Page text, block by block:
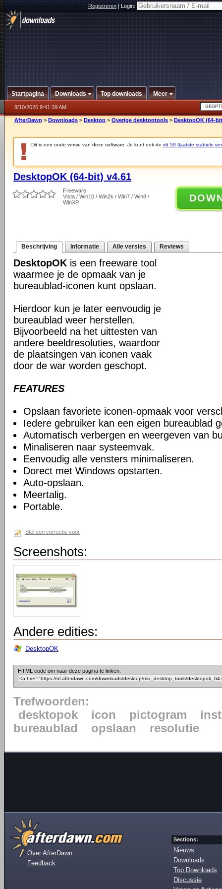
Registreren|Login:
Startpagina Downloads Top downloads Meer
8/10/2026 9:41:39 AM
AfterDawn > Downloads > Desktop > Overige desktoptools > DesktopOK (64-
Dit is een oude versie van deze software. Je kunt ook de v6.59 (laatste stabiele
DesktopOK (64-bit) v4.61
Freeware
Vista / Win10 / Win2k / Win7 / Win8 /
WinXP
Beschrijving Informatie Alle versies Reviews
DesktopOK is een freeware tool
waarmee je de opmaak van je
bureaublad-iconen kunt opslaan.
Hierdoor kun je later eenvoudig je
bureaublad weer herstellen.
Bijvoorbeeld na het uittesten van
andere beeldresoluties, waardoor
de plaatsingen van iconen vaak
door de war worden geschopt.
FEATURES
Opslaan favoriete iconen-opmaak voor
Iedere gebruiker kan een eigen bureaublad
Automatisch verbergen en weergeven van
Minaliseren naar systeemvak.
Eenvoudig alle vensters minimaliseren.
Dorect met Windows opstarten.
Auto-opslaan.
Meertalig.
Portable.
Stel een correctie voor
Screenshots:
Andere edities:
DesktopOK
HTML code om naar deze pagina te linken:
Trefwoorden:
desktopok
icon pictogram
bureaublad
opslaan resolutie
Over AfterDawn
Feedback
Sections:
Nieuws
Downloads
Top Downloads
Discussie